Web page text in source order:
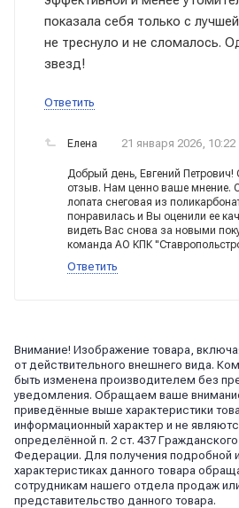
показала себя только с
не треснуло и не сломалось.
звезд!
Ответить
Елена 21 января 2026, 10:22
Добрый день, Евгений
отзыв. Нам ценно ваше мнение.
лопата снеговая из
понравилась и Вы оценили ее
видеть Вас снова за новыми
команда АО КПК
Ответить
Внимание! Изображение товара,
от действительного внешнего вида.
быть изменена производителем без
уведомления. Обращаем ваше
приведённые выше характеристики
информационный характер и не
определённой п. 2 ст. 437
Федерации. Для получения подробной
характеристиках данного товара
сотрудникам нашего отдела продаж
представительство данного товара.